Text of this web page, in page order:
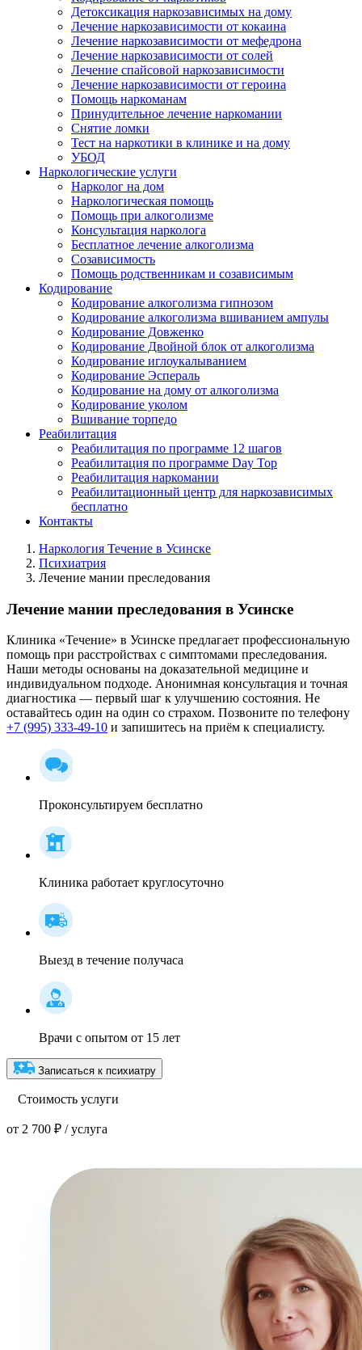
Детоксикация наркозависимых на дому
Лечение наркозависимости от кокаина
Лечение наркозависимости от мефедрона
Лечение наркозависимости от солей
Лечение спайсовой наркозависимости
Лечение наркозависимости от героина
Помощь наркоманам
Принудительное лечение наркомании
Снятие ломки
Тест на наркотики в клинике и на дому
УБОД
Наркологические услуги
Нарколог на дом
Наркологическая помощь
Помощь при алкоголизме
Консультация нарколога
Бесплатное лечение алкоголизма
Созависимость
Помощь родственникам и созависимым
Кодирование
Кодирование алкоголизма гипнозом
Кодирование алкоголизма вшиванием ампулы
Кодирование Довженко
Кодирование Двойной блок от алкоголизма
Кодирование иглоукалыванием
Кодирование Эспераль
Кодирование на дому от алкоголизма
Кодирование уколом
Вшивание торпедо
Реабилитация
Реабилитация по программе 12 шагов
Реабилитация по программе Day Top
Реабилитация наркомании
Реабилитационный центр для наркозависимых
бесплатно
Контакты
Наркология Течение в Усинске
Психиатрия
Лечение мании преследования
Лечение мании преследования в Усинске
Клиника «Течение» в Усинске предлагает профессиональную
помощь при расстройствах с симптомами преследования.
Наши методы основаны на доказательной медицине и
индивидуальном подходе. Анонимная консультация и точная
диагностика — первый шаг к улучшению состояния. Не
оставайтесь один на один со страхом. Позвоните по телефону
+7 (995) 333-49-10 и запишитесь на приём к специалисту.
Проконсультируем бесплатно
Клиника работает круглосуточно
Выезд в течение получаса
Врачи с опытом от 15 лет
Записаться к психиатру
Стоимость услуги
от 2 700 ₽ / услуга